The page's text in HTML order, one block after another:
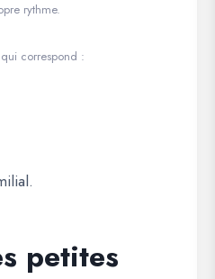
rythme.
correspond :
petites